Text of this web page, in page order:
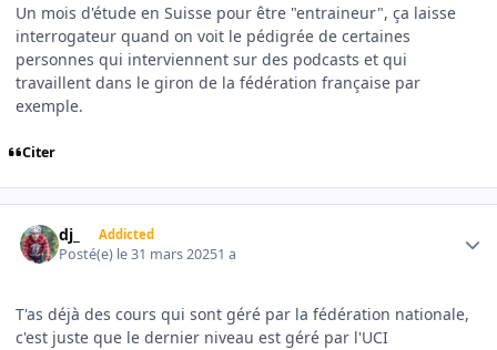
Un mois d'étude en Suisse pour être "entraineur", ça laisse
interrogateur quand on voit le pédigrée de certaines
personnes qui interviennent sur des podcasts et qui
travaillent dans le giron de la fédération française par
exemple.
Citer
dj_ Addicted
Posté(e) le 31 mars 20251 a
T'as déjà des cours qui sont géré par la fédération nationale,
c'est juste que le dernier niveau est géré par l'UCI